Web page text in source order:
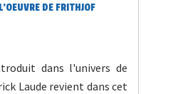
DE FRITHJOF
dans l'univers de
Laude revient dans cet